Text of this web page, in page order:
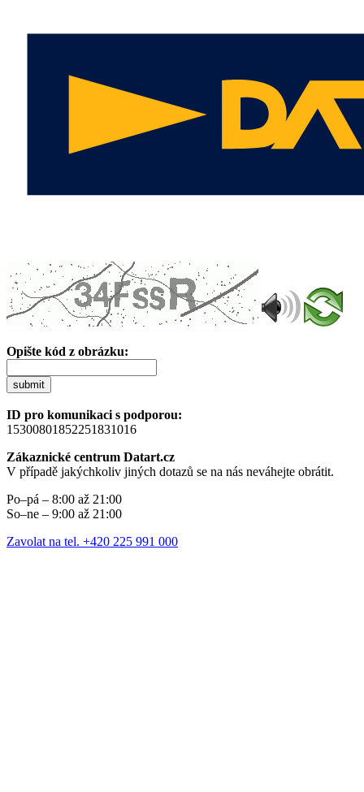
Opište kód z obrázku:
submit
ID pro komunikaci s podporou:
15300801852251831016
Zákaznické centrum Datart.cz
V případě jakýchkoliv jiných dotazů se na nás neváhejte obrátit.
Po–pá – 8:00 až 21:00
So–ne – 9:00 až 21:00
Zavolat na tel. +420 225 991 000